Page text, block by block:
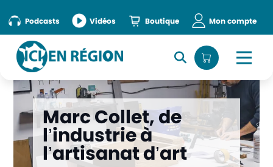
Podcasts Vidéos Boutique Mon compte
Marc Collet, de
l’industrie à
l’artisanat d’art